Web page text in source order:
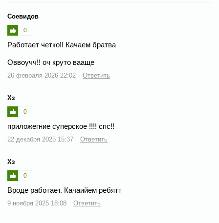
Соевидов
0
Работает четко!! Качаем братва
Оввоучч!! оч круто вааще
26 февраля 2026 22:02 Ответить
Хз
0
приложегние суперское !!!! спс!!
22 декабря 2025 15:37 Ответить
Хз
0
Вроде работает. Качаийем ребятт
9 ноября 2025 18:08 Ответить